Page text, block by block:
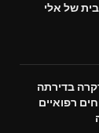
של אלי
בדירתה
רפואיים